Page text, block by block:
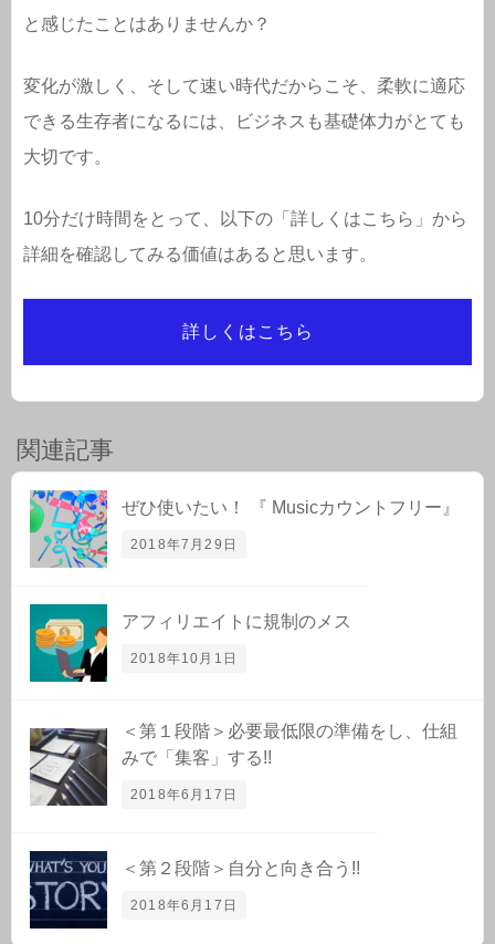
と感じたことはありませんか？
変化が激しく、そして速い時代だからこそ、柔軟に適応
できる生存者になるには、ビジネスも基礎体力がとても
大切です。
10分だけ時間をとって、以下の「詳しくはこちら」から
詳細を確認してみる価値はあると思います。
詳しくはこちら
関連記事
ぜひ使いたい！ 『 Musicカウントフリー』
2018年7月29日
アフィリエイトに規制のメス
2018年10月1日
＜第１段階＞必要最低限の準備をし、仕組
みで「集客」する!!
2018年6月17日
＜第２段階＞自分と向き合う!!
2018年6月17日